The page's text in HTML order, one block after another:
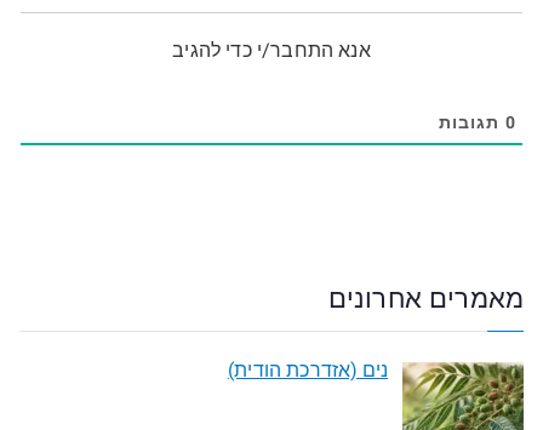
אנא התחבר/י כדי להגיב
0 תגובות
מאמרים אחרונים
נים (אזדרכת הודית)